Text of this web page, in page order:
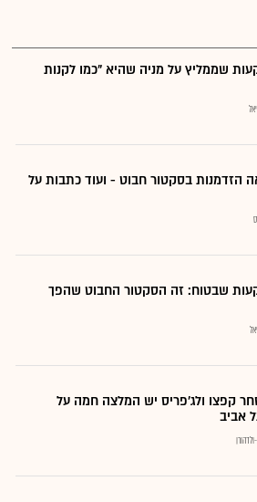
שממליץ על מניה שהיא "כמו לקנות
הזדמנות בסקטור חבוט - ועוד כתבות על
שבטוח: זה הסקטור החבוט שהפך
קפצו ולג'פריס יש המלצה חמה על
אביב